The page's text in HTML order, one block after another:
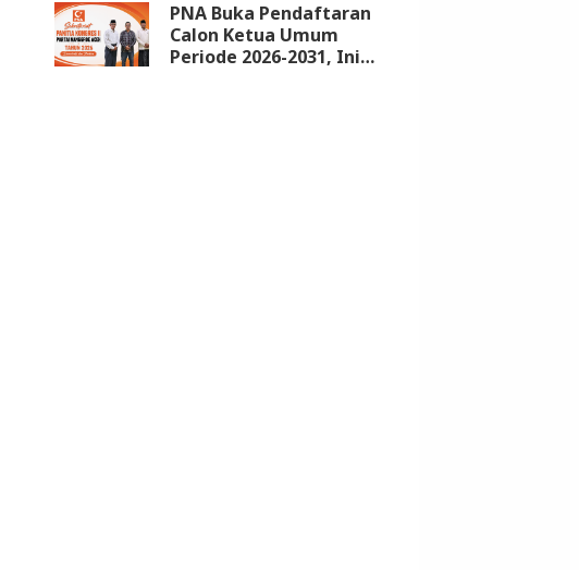
DPW
PNA Buka Pendaftaran
Calon Ketua Umum
Periode 2026-2031, Ini